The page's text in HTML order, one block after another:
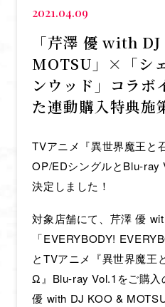
2021.04.09
「芹澤 優 with
MOTSU」×「シ
ンウッド」コラボ
た連動購入特典施
TVアニメ『異世界魔王と
OP/EDシングルとBlu-ray
決定しました！
対象店舗にて、芹澤 優
「EVERYBODY!
とTVアニメ『異世界魔王
Ω』Blu-ray Vol.1をご購入
優 with DJ KOO &